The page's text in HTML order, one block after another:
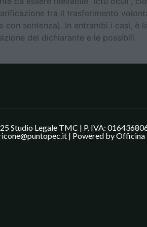
tra il trasferimento
sentenza). In entrambi i casi, è
del dichiarante e le possibili
Studio Legale TMC | P. IVA:
| Powered byOfficina